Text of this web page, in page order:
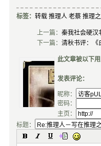
标签： 转载 推理人 老蔡 推理
上一篇： 秦我社会硬汉
下一篇： 清秋书评：
此文章被以下
发表评论：
昵称：
密码：
主页：
标题：